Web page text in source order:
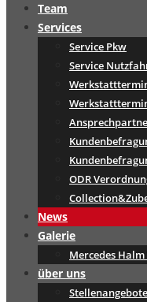
Team
Services
Service Pkw
Service
ODR
News
Galerie
Mercedes
über uns
Stellenangebote